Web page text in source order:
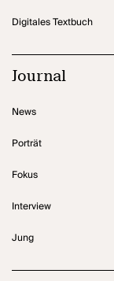
Digitales Textbuch
Journal
News
Porträt
Fokus
Interview
Jung